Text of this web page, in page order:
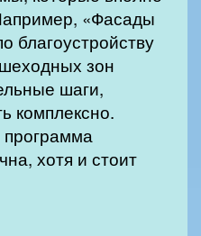
«Фасады
благоустройству
зон
шаги,
комплексно.
хотя и стоит